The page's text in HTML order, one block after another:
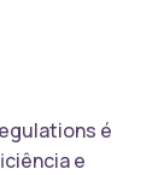
é
e